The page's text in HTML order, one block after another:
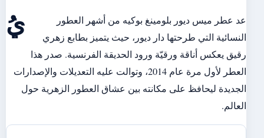
يُ
عد عطر ميس ديور بلومينغ بوكيه من أشهر العطور
النسائية التي طرحتها دار ديور، حيث يتميز بطابع زهري
رقيق يعكس أناقة ورقيّة ورود الحديقة الفرنسية. صدر هذا
العطر لأول مرة عام 2014، وتوالت عليه التعديلات والإصدارات
الجديدة ليحافظ على مكانته بين عشاق العطور الزهرية حول
العالم.